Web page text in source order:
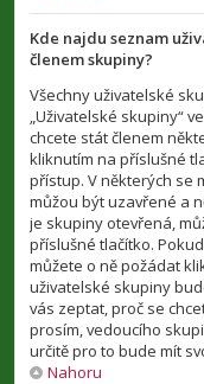
Kde najdu seznam
členem skupiny?
Všechny uživatelské
„Uživatelské skupiny“
chcete stát členem
kliknutím na příslušné
přístup. V některých se
můžou být uzavřené a
je skupiny otevřená,
příslušné tlačítko.
můžete o ně požádat
uživatelské skupiny
vás zeptat, proč se
prosím, vedoucího
určitě pro to bude mít
Nahoru